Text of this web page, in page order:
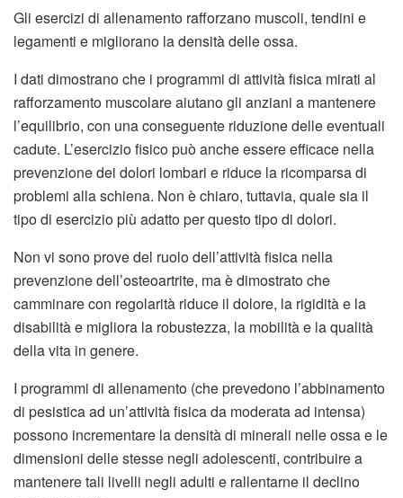
Gli esercizi di allenamento rafforzano muscoli, tendini e
legamenti e migliorano la densità delle ossa.
I dati dimostrano che i programmi di attività fisica mirati al
rafforzamento muscolare aiutano gli anziani a mantenere
l’equilibrio, con una conseguente riduzione delle eventuali
cadute. L’esercizio fisico può anche essere efficace nella
prevenzione dei dolori lombari e riduce la ricomparsa di
problemi alla schiena. Non è chiaro, tuttavia, quale sia il
tipo di esercizio più adatto per questo tipo di dolori.
Non vi sono prove del ruolo dell’attività fisica nella
prevenzione dell’osteoartrite, ma è dimostrato che
camminare con regolarità riduce il dolore, la rigidità e la
disabilità e migliora la robustezza, la mobilità e la qualità
della vita in genere.
I programmi di allenamento (che prevedono l’abbinamento
di pesistica ad un’attività fisica da moderata ad intensa)
possono incrementare la densità di minerali nelle ossa e le
dimensioni delle stesse negli adolescenti, contribuire a
mantenere tali livelli negli adulti e rallentarne il declino